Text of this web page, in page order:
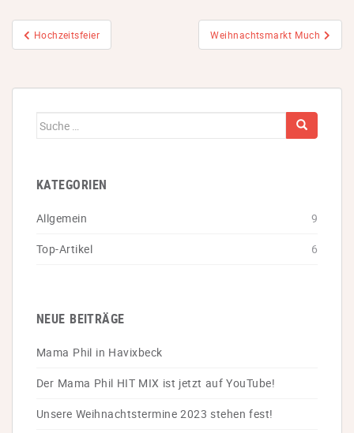
Beitragsnavigation
Hochzeitsfeier Weihnachtsmarkt Much
Suche
KATEGORIEN
Allgemein 9
Top-Artikel 6
NEUE BEITRÄGE
Mama Phil in Havixbeck
Der Mama Phil HIT MIX ist jetzt auf YouTube!
Unsere Weihnachtstermine 2023 stehen fest!